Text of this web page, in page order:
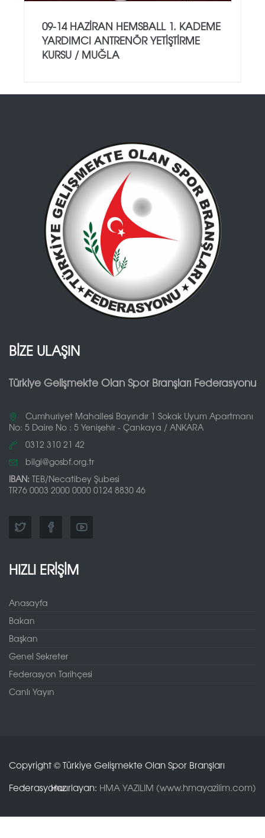
09-14 HAZİRAN HEMSBALL 1. KADEME
YARDIMCI ANTRENÖR YETİŞTİRME
KURSU / MUĞLA
BİZE ULAŞIN
Türkiye Gelişmekte Olan Spor Branşları Federasyonu
Cumhuriyet Mahallesi Bayındır 1 Sokak Uyum Apartmanı
No: 5 Daire No : 5 Yenişehir - Çankaya / ANKARA
0312 310 21 42
bilgi@gosbf.org.tr
IBAN: TEB/Necatibey Şubesi
TR76 0003 2000 0000 0124 8830 46
HIZLI ERİŞİM
Anasayfa
Bakan
Başkan
Genel Sekreter
Federasyon Tarihçesi
Canlı Yayın
Copyright © Türkiye Gelişmekte Olan Spor Branşları
Federasyonu.Hazırlayan: HMA YAZILIM (www.hmayazilim.com)